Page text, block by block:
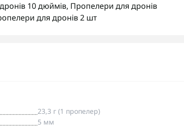
10 дюймів, Пропелери для дронів
для дронів 2 шт
23,3 г (1 пропелер)
5 мм